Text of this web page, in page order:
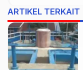
ARTIKEL TERKAIT